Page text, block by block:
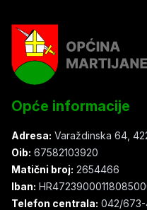
Opće informacije
Adresa: Varaždinska 64,
Oib: 67582103920
Matični broj: 2654466
Iban:
Telefon centrala: 042/